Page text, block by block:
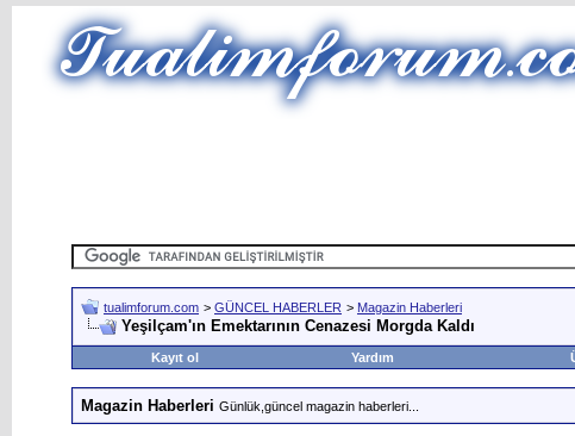
tualimforum.com > GÜNCEL HABERLER > Magazin Haberleri
Yeşilçam'ın Emektarının Cenazesi Morgda Kaldı
Kayıt ol
Yardım
Magazin Haberleri Günlük,güncel magazin haberleri...